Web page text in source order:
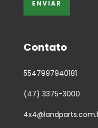
Contato
5547997940181
(47) 3375-3000